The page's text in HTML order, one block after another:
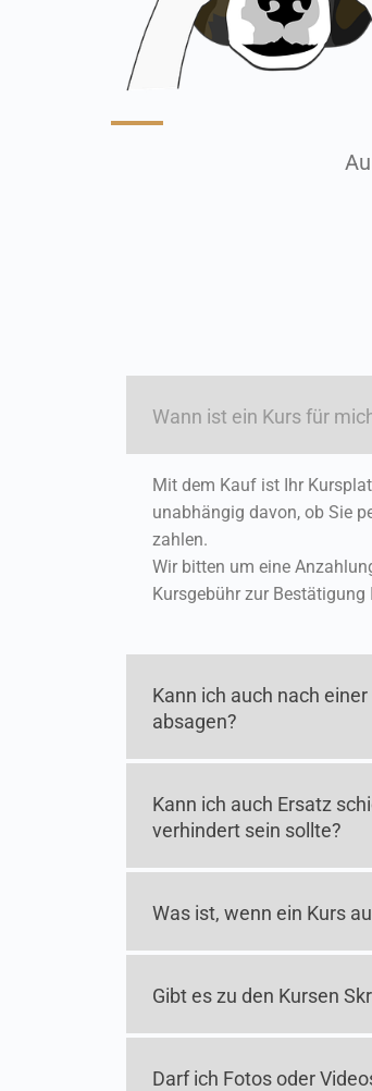
Wann ist ein Kurs für
Mit dem Kauf ist Ihr
unabhängig davon, ob Sie
zahlen.
Wir bitten um eine
Kursgebühr zur Bestätigung
Kann ich auch nach
absagen?
Kann ich auch Ersatz
verhindert sein sollte?
Was ist, wenn ein Kurs
Gibt es zu den Kursen
Darf ich Fotos oder